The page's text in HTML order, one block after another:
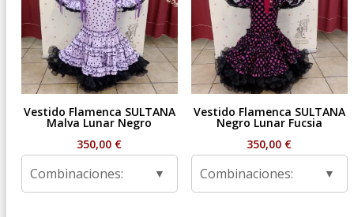
Vestido Flamenca SULTANA
Malva Lunar Negro
350,00 €
Combinaciones:
Vestido Flamenca SULTANA
Negro Lunar Fucsia
350,00 €
Combinaciones: